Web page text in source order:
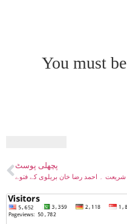
You must be
پچھلی پوسٹ